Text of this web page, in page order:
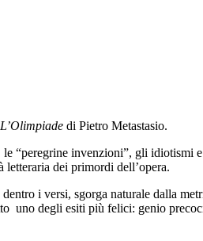
L’Olimpiade di Pietro Metastasio.
“peregrine invenzioni”, gli idiotismi
dei primordi dell’opera.
i versi, sgorga naturale dalla
uno degli esiti più felici: genio